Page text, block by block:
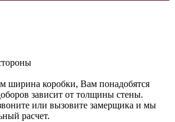
ширина коробки, Вам понадобятся
зависит от толщины стены.
или вызовите замерщика и мы
расчет.